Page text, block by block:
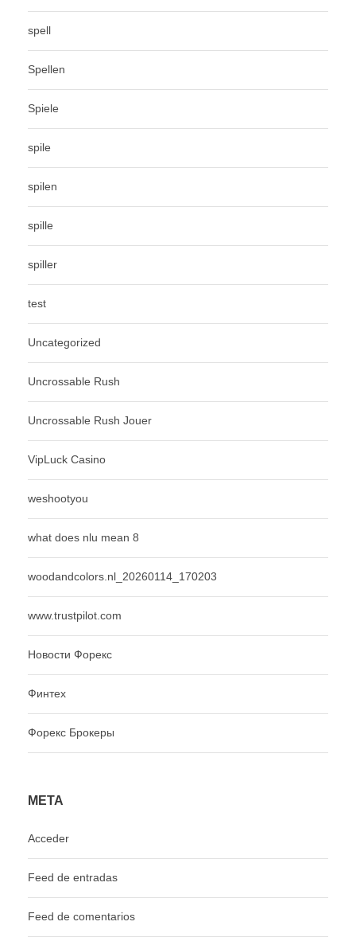
spell
Spellen
Spiele
spile
spilen
spille
spiller
test
Uncategorized
Uncrossable Rush
Uncrossable Rush Jouer
VipLuck Casino
weshootyou
what does nlu mean 8
woodandcolors.nl_20260114_170203
www.trustpilot.com
Новости Форекс
Финтех
Форекс Брокеры
META
Acceder
Feed de entradas
Feed de comentarios